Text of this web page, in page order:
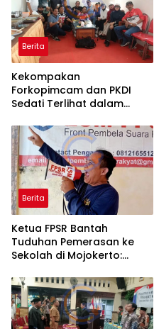
Berita
Kekompakan
Forkopimcam dan PKDI
Sedati Terlihat dalam
Tambak Cemandi
Berita
Ketua FPSR Bantah
Tuduhan Pemerasan ke
Sekolah di Mojokerto:
Siap Tempuh Jalur Hukum”